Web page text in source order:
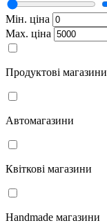
Мін. ціна
Мах. ціна
Продуктові магазини
Автомагазини
Квіткові магазини
Handmade магазини